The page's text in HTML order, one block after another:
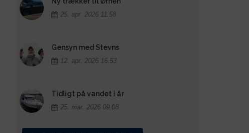
25. apr. 2026 11.58
Gensyn med Stevns
12. apr. 2026 16.53
Tidligt på vandet i år
25. mar. 2026 09.08